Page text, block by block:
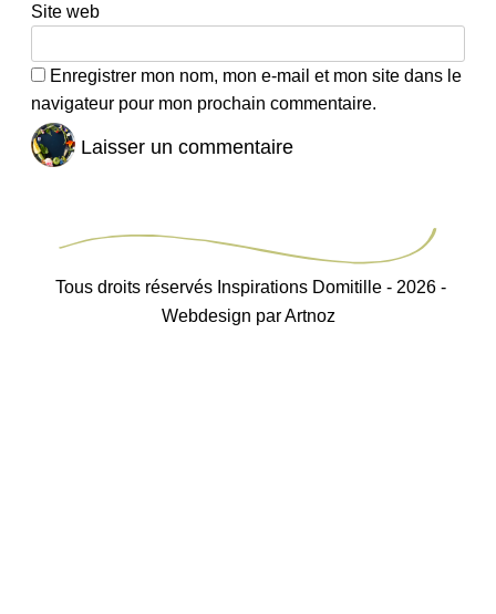
Site web
Enregistrer mon nom, mon e-mail et mon site dans le
navigateur pour mon prochain commentaire.
Tous droits réservés Inspirations Domitille - 2026 -
Webdesign par Artnoz